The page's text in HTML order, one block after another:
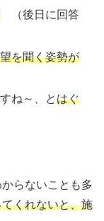
（後日に回答
を聞く姿勢が
ね～、とはぐ
らないことも多
くれないと、施